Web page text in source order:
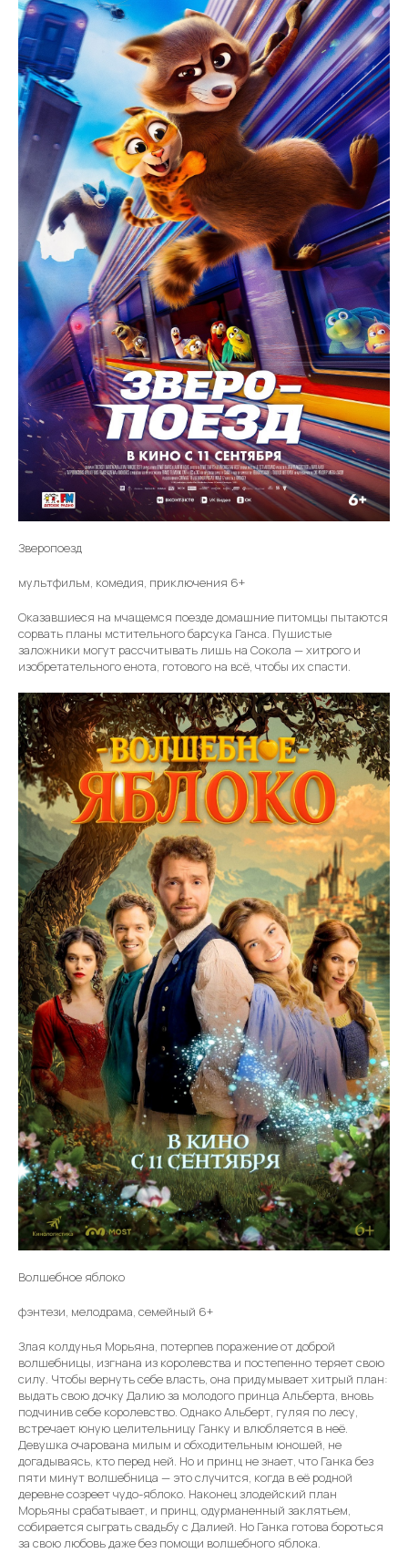
Зверопоезд
мультфильм, комедия, приключения 6+
Оказавшиеся на мчащемся поезде домашние питомцы пытаются
сорвать планы мстительного барсука Ганса. Пушистые
заложники могут рассчитывать лишь на Сокола — хитрого и
изобретательного енота, готового на всё, чтобы их спасти.
Волшебное яблоко
фэнтези, мелодрама, семейный 6+
Злая колдунья Морьяна, потерпев поражение от доброй
волшебницы, изгнана из королевства и постепенно теряет свою
силу. Чтобы вернуть себе власть, она придумывает хитрый план:
выдать свою дочку Далию за молодого принца Альберта, вновь
подчинив себе королевство. Однако Альберт, гуляя по лесу,
встречает юную целительницу Ганку и влюбляется в неё.
Девушка очарована милым и обходительным юношей, не
догадываясь, кто перед ней. Но и принц не знает, что Ганка без
пяти минут волшебница — это случится, когда в её родной
деревне созреет чудо-яблоко. Наконец злодейский план
Морьяны срабатывает, и принц, одурманенный заклятьем,
собирается сыграть свадьбу с Далией. Но Ганка готова бороться
за свою любовь даже без помощи волшебного яблока.